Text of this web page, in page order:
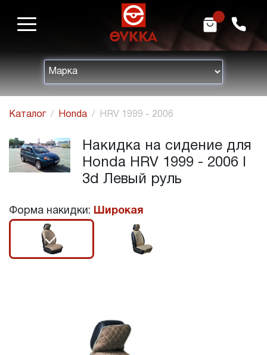
h m
Каталог Honda HRV 1999 - 2006
Накидка на сидение для
Honda HRV 1999 - 2006 I
3d Левый руль
Форма накидки: Широкая
r